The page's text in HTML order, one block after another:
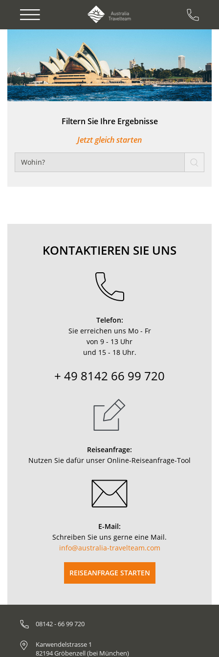
Filtern Sie Ihre Ergebnisse
Jetzt gleich starten
KONTAKTIEREN SIE UNS
Telefon:
Sie erreichen uns Mo - Fr
von 9 - 13 Uhr
und 15 - 18 Uhr.
+ 49 8142 66 99 720
Reiseanfrage:
Nutzen Sie dafür unser Online-Reiseanfrage-Tool
E-Mail:
Schreiben Sie uns gerne eine Mail.
info@australia-travelteam.com
REISEANFRAGE STARTEN
08142 - 66 99 720
Karwendelstrasse 1
82194 Gröbenzell (bei München)